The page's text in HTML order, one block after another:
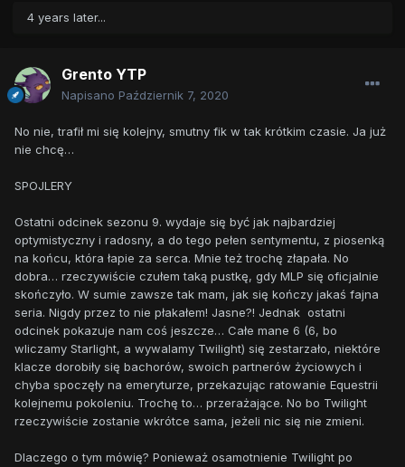
4 years later...
Grento YTP
Napisano Październik 7, 2020
No nie, trafił mi się kolejny, smutny fik w tak krótkim czasie. Ja już
nie chcę…
SPOJLERY
Ostatni odcinek sezonu 9. wydaje się być jak najbardziej
optymistyczny i radosny, a do tego pełen sentymentu, z piosenką
na końcu, która łapie za serca. Mnie też trochę złapała. No
dobra… rzeczywiście czułem taką pustkę, gdy MLP się oficjalnie
skończyło. W sumie zawsze tak mam, jak się kończy jakaś fajna
seria. Nigdy przez to nie płakałem! Jasne?! Jednak ostatni
odcinek pokazuje nam coś jeszcze… Całe mane 6 (6, bo
wliczamy Starlight, a wywalamy Twilight) się zestarzało, niektóre
klacze dorobiły się bachorów, swoich partnerów życiowych i
chyba spoczęły na emeryturze, przekazując ratowanie Equestrii
kolejnemu pokoleniu. Trochę to… przerażające. No bo Twilight
rzeczywiście zostanie wkrótce sama, jeżeli nic się nie zmieni.
Dlaczego o tym mówię? Ponieważ osamotnienie Twilight po